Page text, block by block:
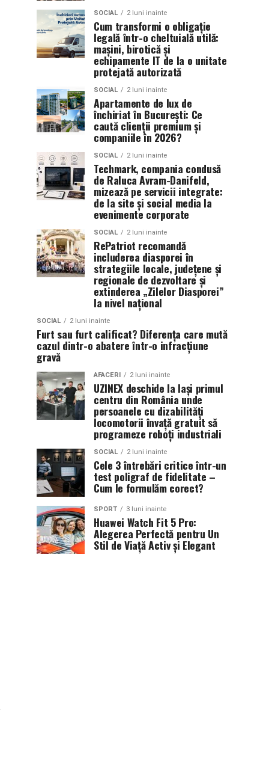
SOCIAL 2 luni inainte
Cum transformi o obligație
legală într-o cheltuială utilă:
mașini, birotică și
echipamente IT de la o unitate
protejată autorizată
SOCIAL 2 luni inainte
Apartamente de lux de
închiriat în București: Ce
caută clienții premium și
companiile în 2026?
SOCIAL 2 luni inainte
Techmark, compania condusă
de Raluca Avram-Danifeld,
mizează pe servicii integrate:
de la site și social media la
evenimente corporate
SOCIAL 2 luni inainte
RePatriot recomandă
includerea diasporei în
strategiile locale, județene și
regionale de dezvoltare și
extinderea „Zilelor Diasporei”
la nivel național
SOCIAL 2 luni inainte
Furt sau furt calificat? Diferența care mută
cazul dintr-o abatere într-o infracțiune
gravă
AFACERI 2 luni inainte
UZINEX deschide la Iași primul
centru din România unde
persoanele cu dizabilități
locomotorii învață gratuit să
programeze roboți industriali
SOCIAL 2 luni inainte
Cele 3 întrebări critice într-un
test poligraf de fidelitate –
Cum le formulăm corect?
SPORT 3 luni inainte
Huawei Watch Fit 5 Pro:
Alegerea Perfectă pentru Un
Stil de Viață Activ și Elegant